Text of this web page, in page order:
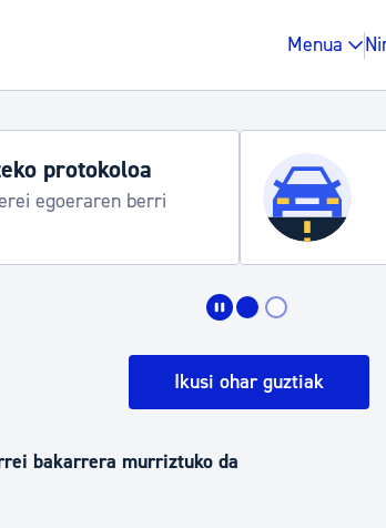
Menua
protokoloa
egoeraren berri
Ikusi ohar guztiak
bakarrera murriztuko da